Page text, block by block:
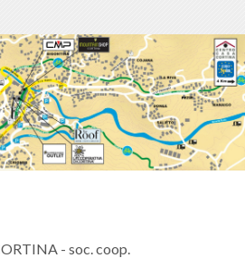
- soc. coop.